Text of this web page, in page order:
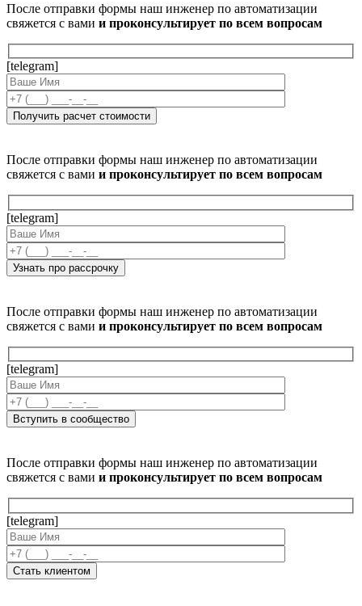
После отправки формы наш инженер по автоматизации
свяжется с вами и проконсультирует по всем вопросам
[telegram]
После отправки формы наш инженер по автоматизации
свяжется с вами и проконсультирует по всем вопросам
[telegram]
После отправки формы наш инженер по автоматизации
свяжется с вами и проконсультирует по всем вопросам
[telegram]
После отправки формы наш инженер по автоматизации
свяжется с вами и проконсультирует по всем вопросам
[telegram]